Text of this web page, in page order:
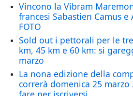
Vincono la Vibram
francesi Sabastien Camus e
FOTO
Sold out i pettorali per le
km, 45 km e 60 km: si
marzo
La nona edizione della
correrà domenica 25 marzo